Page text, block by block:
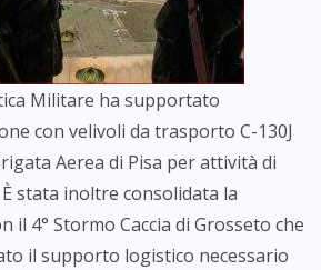
Militare ha supportato
con velivoli da trasporto C-130J
Aerea di Pisa per attività di
stata inoltre consolidata la
il 4° Stormo Caccia di Grosseto che
il supporto logistico necessario